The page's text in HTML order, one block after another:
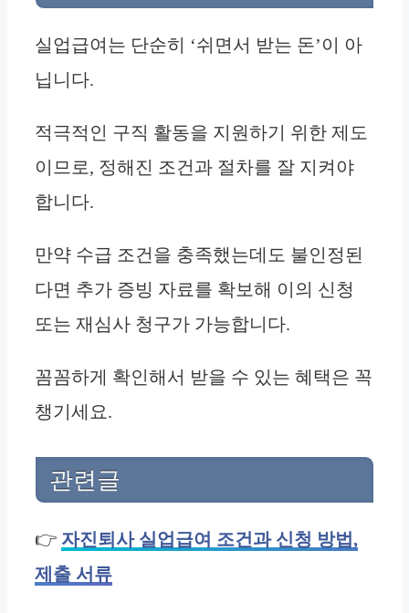
실업급여는 단순히 ‘쉬면서 받는 돈’이 아
닙니다.
적극적인 구직 활동을 지원하기 위한 제도
이므로, 정해진 조건과 절차를 잘 지켜야
합니다.
만약 수급 조건을 충족했는데도 불인정된
다면 추가 증빙 자료를 확보해 이의 신청
또는 재심사 청구가 가능합니다.
꼼꼼하게 확인해서 받을 수 있는 혜택은 꼭
챙기세요.
관련글
👉 자진퇴사 실업급여 조건과 신청 방법,
제출 서류